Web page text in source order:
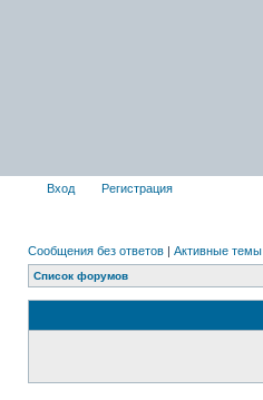
Вход Регистрация
Сообщения без ответов | Активные темы
Список форумов